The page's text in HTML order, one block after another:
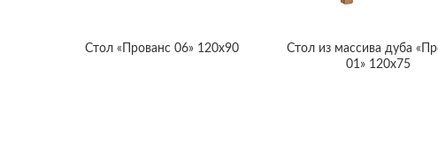
Cтол «Прованс 06» 120х90
Cтол из массива дуба
01» 120х75